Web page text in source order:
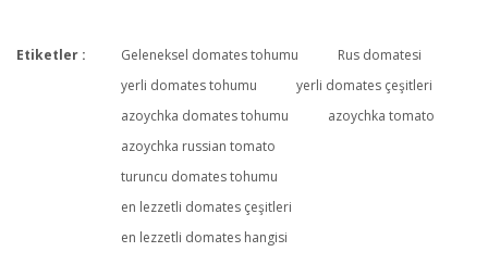
Bu ürüne ilk yorumu siz yapın!
Yorum Yaz
Etiketler : Geleneksel domates tohumu
Rus domatesi
yerli domates tohumu
yerli domates çeşitleri
azoychka domates tohumu
azoychka tomato
azoychka russian tomato
turuncu domates tohumu
en lezzetli domates çeşitleri
en lezzetli domates hangisi